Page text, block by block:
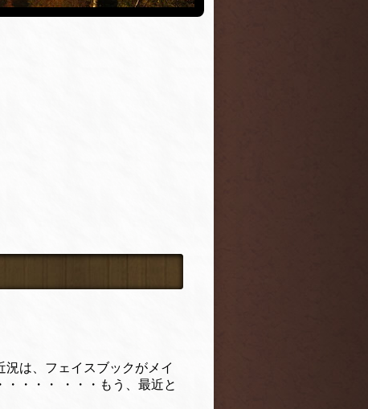
は、フェイスブックがメイ
・・・ ・・・もう、最近と